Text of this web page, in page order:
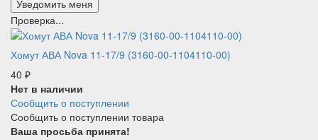
Проверка...
Хомут АВА Nova 11-17/9 (3160-00-1104110-00)
40 ₽
Нет в наличии
Сообщить о поступлении
Сообщить о поступлении товара
Ваша просьба принята!